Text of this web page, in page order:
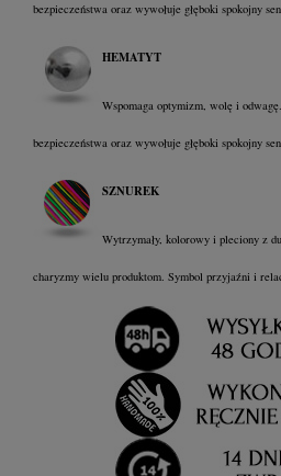
bezpieczeństwa oraz wywołuje głęboki spokojny
HEMATYT
Wspomaga optymizm, wolę i
bezpieczeństwa oraz wywołuje głęboki spokojny
SZNUREK
Wytrzymały, kolorowy i pleciony z
charyzmy wielu produktom. Symbol przyjaźni i